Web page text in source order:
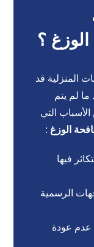
؟
المنزلية قد
لم يتم
التي
الوزغ :
فيها
الرسمية
عودة